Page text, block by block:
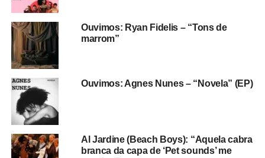
repleto de referências clássicas e de demonstrações de
alcance e criatividade vocal – um som que alude a Stevie
Wonder, Nina Simone e Brian Wilson, e também ao pós-
punk artístico do TV On The Radio (Dave Sitek, por sinal,
ajudou Moses a gravar o primeiro EP).
O naturalista e eruditoGræ, álbum duplo de 2020,
ampliou um pouco a fórmula de Moses, incluindo mais
parceiros musicais, e mostrando uma aproximação maior
ainda com o jazz experimental. Já
de Moses, é um disco de neo-soul torto e psicodélico,
Ouvimos: Ryan Fidelis – “Tons de
marrom”
Ouvimos: Agnes Nunes – “Novela” (EP)
Al Jardine (Beach Boys): “Aquela cabra
branca da capa de ‘Pet sounds’ me